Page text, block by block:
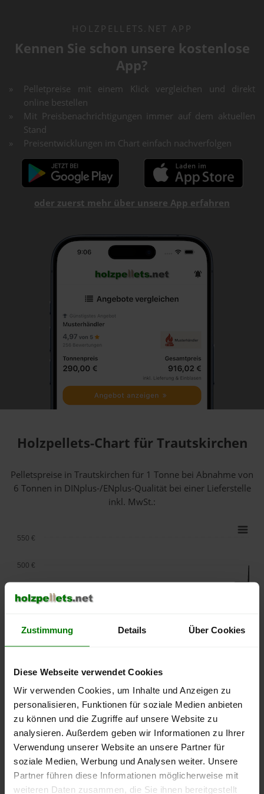
Zustimmung Details Über Cookies
Diese Webseite verwendet Cookies
Wir verwenden Cookies, um Inhalte und Anzeigen zu
personalisieren, Funktionen für soziale Medien anbieten
zu können und die Zugriffe auf unsere Website zu
analysieren. Außerdem geben wir Informationen zu Ihrer
Verwendung unserer Website an unsere Partner für
soziale Medien, Werbung und Analysen weiter. Unsere
Partner führen diese Informationen möglicherweise mit
weiteren Daten zusammen, die Sie ihnen bereitgestellt
HOLZPELLETS.NET APP
Kennen Sie schon unsere kostenlose
App?
Pelletpreise mit einem Klick vergleichen und direkt
online bestellen
Mit Preisbenachrichtigungen immer auf dem aktuellen
Stand
Preisentwicklungen im Chart einfach nachverfolgen
oder zuerst mehr über unsere App erfahren
Holzpellets-Chart für Trautskirchen
Pelletspreise in Trautskirchen für 1 Tonne bei Abnahmevon
6 Tonnen in DINplus-/ENplus-Qualität bei einer Lieferstelle
inkl. MwSt.:
lose Ware Sackware
September
2025
Januar
2026
Mai
2026
300 €
350 €
450 €
500 €
550 €
Die aktuelle Preisentwicklung für Holzpellets in Deutschland
können Sie jederzeit auf unsererPelletspreise-Seite
nachvollziehen.